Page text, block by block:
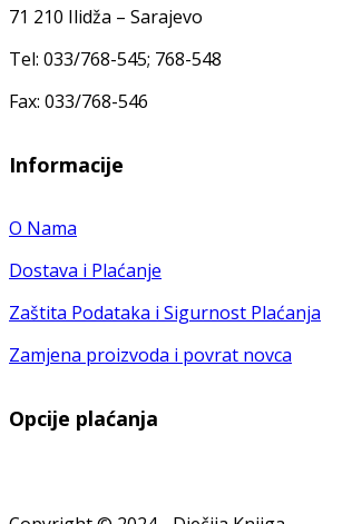
71 210 Ilidža – Sarajevo
Tel: 033/768-545; 768-548
Fax: 033/768-546
Informacije
O Nama
Dostava i Plaćanje
Zaštita Podataka i Sigurnost Plaćanja
Zamjena proizvoda i povrat novca
Opcije plaćanja